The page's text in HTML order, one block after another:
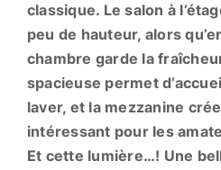
classique. Le salon à
peu de hauteur, alors
chambre garde la
spacieuse permet
laver, et la mezzanine
intéressant pour les
Et cette lumière…! Une